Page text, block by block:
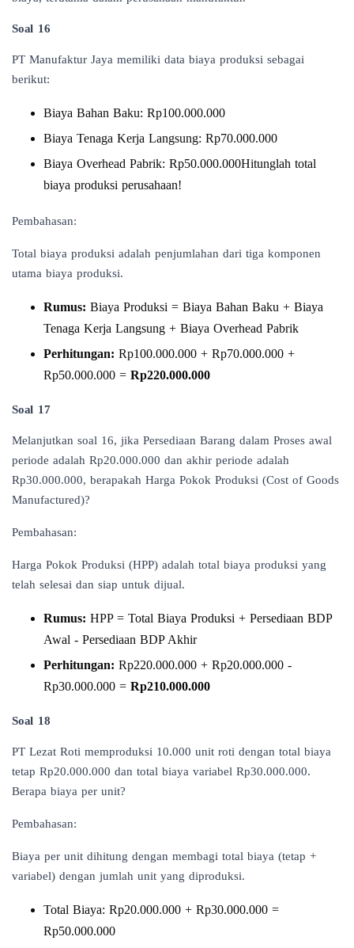
Soal 16
PT Manufaktur Jaya memiliki data biaya produksi sebagai
berikut:
Biaya Bahan Baku: Rp100.000.000
Biaya Tenaga Kerja Langsung: Rp70.000.000
Biaya Overhead Pabrik: Rp50.000.000Hitunglah total
biaya produksi perusahaan!
Pembahasan:
Total biaya produksi adalah penjumlahan dari tiga komponen
utama biaya produksi.
Rumus: Biaya Produksi = Biaya Bahan Baku + Biaya
Tenaga Kerja Langsung + Biaya Overhead Pabrik
Perhitungan: Rp100.000.000 + Rp70.000.000 +
Rp50.000.000 = Rp220.000.000
Soal 17
Melanjutkan soal 16, jika Persediaan Barang dalam Proses awal
periode adalah Rp20.000.000 dan akhir periode adalah
Rp30.000.000, berapakah Harga Pokok Produksi (Cost of Goods
Manufactured)?
Pembahasan:
Harga Pokok Produksi (HPP) adalah total biaya produksi yang
telah selesai dan siap untuk dijual.
Rumus: HPP = Total Biaya Produksi + Persediaan BDP
Awal - Persediaan BDP Akhir
Perhitungan: Rp220.000.000 + Rp20.000.000 -
Rp30.000.000 = Rp210.000.000
Soal 18
PT Lezat Roti memproduksi 10.000 unit roti dengan total biaya
tetap Rp20.000.000 dan total biaya variabel Rp30.000.000.
Berapa biaya per unit?
Pembahasan:
Biaya per unit dihitung dengan membagi total biaya (tetap +
variabel) dengan jumlah unit yang diproduksi.
Total Biaya: Rp20.000.000 + Rp30.000.000 =
Rp50.000.000